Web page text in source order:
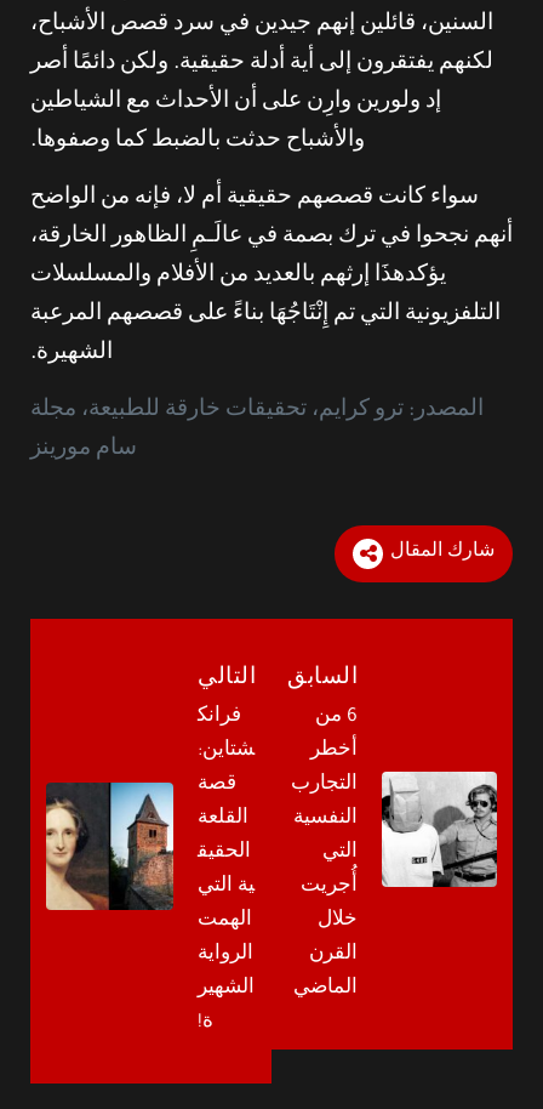
السنين، قائلين إنهم جيدين في سرد قصص الأشباح،
لكنهم يفتقرون إلى أية أدلة حقيقية. ولكن دائمًا أصر
إد ولورين وارِن على أن الأحداث مع الشياطين
والأشباح حدثت بالضبط كما وصفوها.
سواء كانت قصصهم حقيقية أم لا، فإنه من الواضح
أنهم نجحوا في ترك بصمة في عالَـمِ الظاهور الخارقة،
يؤكدهذَا إرثهم بالعديد من الأفلام والمسلسلات
التلفزيونية التي تم إِنْتَاجُهَا بناءً على قصصهم المرعبة
الشهيرة.
المصدر: ترو كرايم، تحقيقات خارقة للطبيعة، مجلة
سام مورينز
شارك المقال
السابق
6 من
أخطر
التجارب
النفسية
التي
أُجريت
خلال
القرن
الماضي
التالي
فرانك
شتاين:
قصة
القلعة
الحقيق
ية التي
الهمت
الرواية
الشهير
ة!